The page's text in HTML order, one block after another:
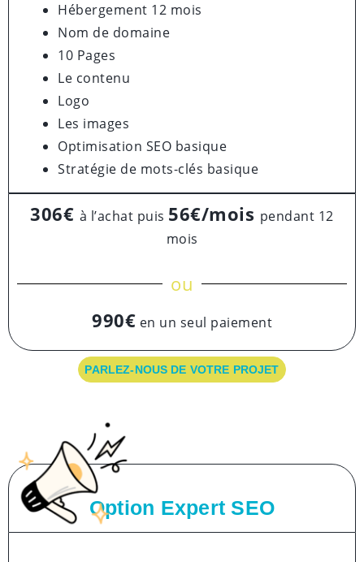
Hébergement 12 mois
Nom de domaine
10 Pages
Le contenu
Logo
Les images
Optimisation SEO basique
Stratégie de mots-clés basique
306€ à l’achat puis 56€/mois pendant 12
mois
ou
990€ en un seul paiement
PARLEZ-NOUS DE VOTRE PROJET
Option Expert SEO